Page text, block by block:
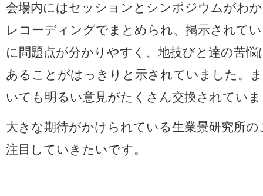
会場内にはセッションとシンポジウムがわ
レコーディングでまとめられ、掲示されて
に問題点が分かりやすく、地技びと達の苦
あることがはっきりと示されていました。
いても明るい意見がたくさん交換されてい
大きな期待がかけられている生業景研究所
注目していきたいです。